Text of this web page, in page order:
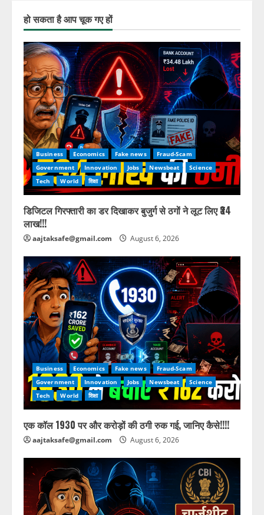
हो सकता है आप चूक गए हों
Business Economics Fake news
Fraud-Scam
Government
Innovation Jobs Newsbeat
Science
Tech
World शिक्षा
डिजिटल गिरफ्तारी का डर दिखाकर बुजुर्ग से ठगों ने लूट लिए ₹34
लाख!!!
aajtaksafe@gmail.com August 6, 2026
Business Economics Fake news
Fraud-Scam
Government
Innovation Jobs Newsbeat
Science
Tech
World शिक्षा
एक कॉल 1930 पर और करोड़ों की ठगी रुक गई, जानिए कैसे!!!!
aajtaksafe@gmail.com August 6, 2026